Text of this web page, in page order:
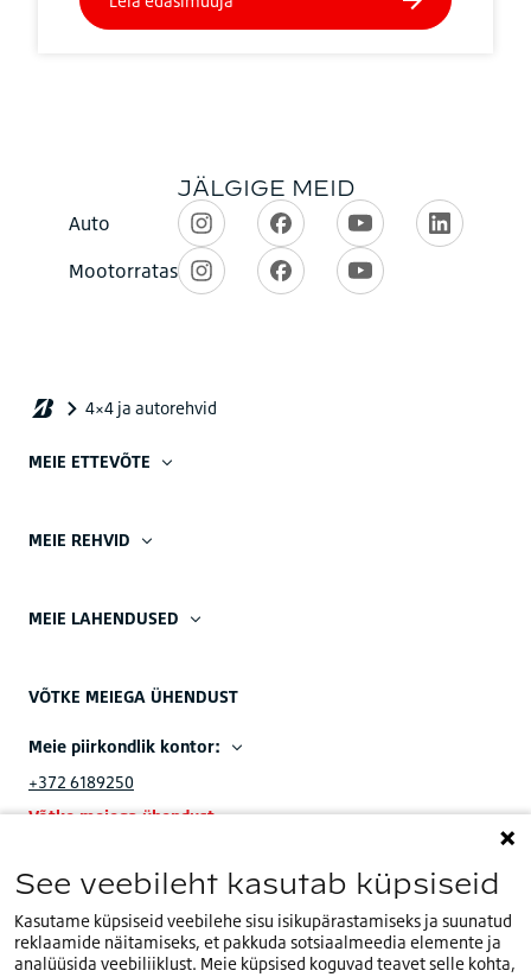
MEIE ETTEVÕTE
MEIE REHVID
MEIE LAHENDUSED
VÕTKE MEIEGA ÜHENDUST
Meie piirkondlik kontor:
+372 6189250
Võtke meiega ühendust
Meie EMEA peakorter:
See veebileht kasutab küpsiseid
Kasutame küpsiseid veebilehe sisu isikupärastamiseks ja suunatud
reklaamide näitamiseks, et pakkuda sotsiaalmeedia elemente ja
analüüsida veebiliiklust. Meie küpsised koguvad teavet selle kohta,